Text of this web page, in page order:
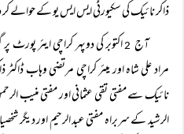
ذاکر نائیک کی سکیورٹی ایس ایس یو کے حوالے
آج اکتوبر کی دوپہر کراچی ایئر پورٹ
مراد علی شاہ اور میئر کراچی مرتضی وہاب
نائیک سے مفتی تقی عثمانی اور مفتی منیب
الرشید کے سربراہ مفتی عبد الرحیم اور دیگر